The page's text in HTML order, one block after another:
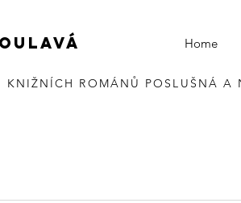
Home
KNIŽNÍCH ROMÁNŮ POSLUŠNÁ A